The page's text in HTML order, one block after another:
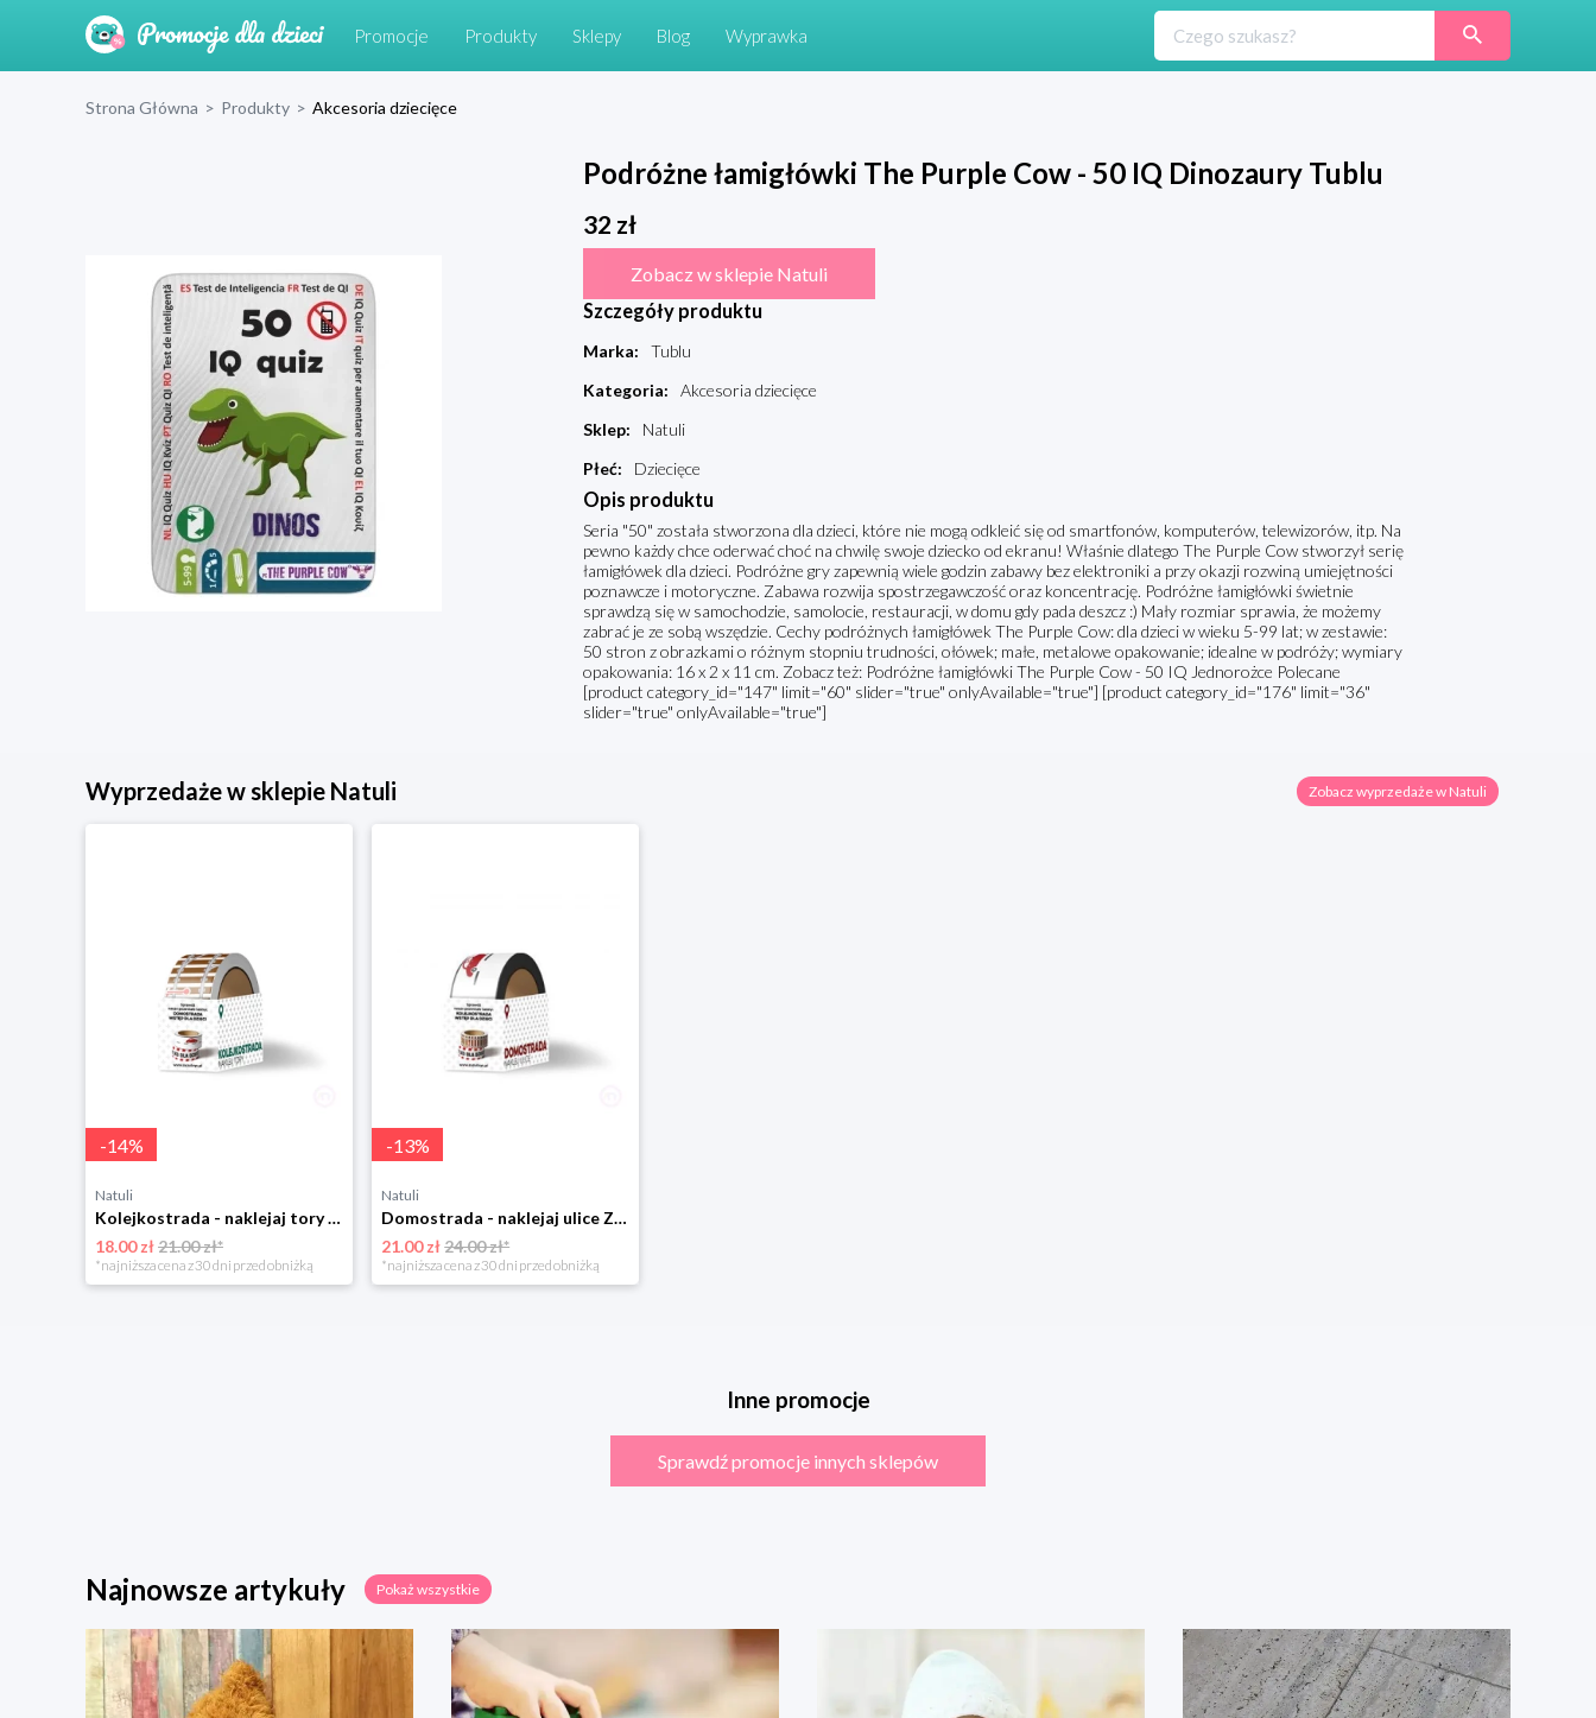
Promocje Produkty Sklepy Blog Wyprawka
Strona Główna > Produkty > Akcesoria dziecięce
Podróżne łamigłówki The Purple Cow - 50 IQ Dinozaury Tublu
32 zł
Zobacz w sklepie Natuli
Szczegóły produktu
Marka:
Tublu
Kategoria:
Akcesoria dziecięce
Sklep:
Natuli
Płeć: Dziecięce
Opis produktu
Seria "50" została stworzona dla dzieci, które nie mogą odkleić się od smartfonów, komputerów, telewizorów, itp. Na
pewno każdy chce oderwać choć na chwilę swoje dziecko od ekranu! Właśnie dlatego The Purple Cow stworzył serię
łamigłówek dla dzieci. Podróżne gry zapewnią wiele godzin zabawy bez elektroniki a przy okazji rozwiną umiejętności
poznawcze i motoryczne. Zabawa rozwija spostrzegawczość oraz koncentrację. Podróżne łamigłówki świetnie
sprawdzą się w samochodzie, samolocie, restauracji, w domu gdy pada deszcz :) Mały rozmiar sprawia, że możemy
zabrać je ze sobą wszędzie. Cechy podróżnych łamigłówek The Purple Cow: dla dzieci w wieku 5-99 lat; w zestawie:
50 stron z obrazkami o różnym stopniu trudności, ołówek; małe, metalowe opakowanie; idealne w podróży; wymiary
opakowania: 16 x 2 x 11 cm. Zobacz też: Podróżne łamigłówki The Purple Cow - 50 IQ Jednorożce Polecane
[product category_id="147" limit="60" slider="true" onlyAvailable="true"] [product category_id="176" limit="36"
slider="true" onlyAvailable="true"]
Wyprzedaże w sklepie Natuli Zobacz wyprzedaże w Natuli
-14%
Natuli
Kolejkostrada - naklejaj tory Zuzutoys
18.00 zł21.00 zł*
*najniższa cena z 30 dni przed obniżką
-13%
Natuli
Domostrada - naklejaj ulice Zuzutoys
21.00 zł24.00 zł*
*najniższa cena z 30 dni przed obniżką
Inne promocje
Sprawdź promocje innych sklepów
Najnowsze artykuły Pokaż wszystkie